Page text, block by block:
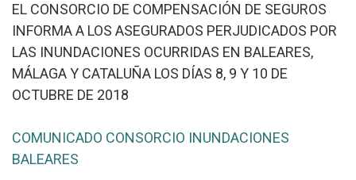
EL CONSORCIO DE COMPENSACIÓN DE SEGUROS
INFORMA A LOS ASEGURADOS PERJUDICADOS POR
LAS INUNDACIONES OCURRIDAS EN BALEARES,
MÁLAGA Y CATALUÑA LOS DÍAS 8, 9 Y 10 DE
OCTUBRE DE 2018
COMUNICADO CONSORCIO INUNDACIONES
BALEARES